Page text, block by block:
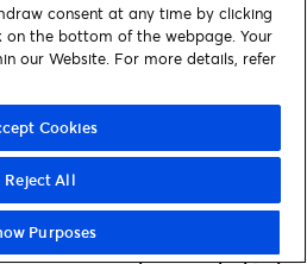
une figure montante du
remplissant déjà des salles
Trianon ou le Casino de
campe un jeune homme en
entre les joies et les pièges
le désir de trouver l’amour. À
, il explore avec
consent at any time by clicking
on the bottom of the webpage. Your
our Website. For more details, refer
Cookies
Reject All
Purposes